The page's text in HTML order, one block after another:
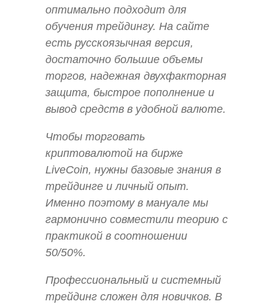
оптимально подходит для
обучения трейдингу. На сайте
есть русскоязычная версия,
достаточно большие объемы
торгов, надежная двухфакторная
защита, быстрое пополнение и
вывод средств в удобной валюте.
Чтобы торговать
криптовалютой на бирже
LiveCoin, нужны базовые знания в
трейдинге и личный опыт.
Именно поэтому в мануале мы
гармонично совместили теорию с
практикой в соотношении
50/50%.
Профессиональный и системный
трейдинг сложен для новичков. В